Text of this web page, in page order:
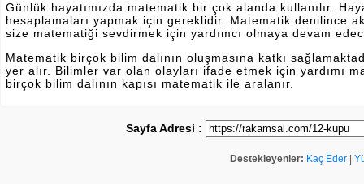
Günlük hayatımızda matematik bir çok alanda kullanılır.
hesaplamaları yapmak için gereklidir. Matematik denilince
size matematiği sevdirmek için yardımcı olmaya devam
Matematik birçok bilim dalının oluşmasına katkı
yer alır. Bilimler var olan olayları ifade etmek için yardımı
birçok bilim dalının kapısı matematik ile aralanır.
Sayfa Adresi :
Destekleyenler: Kaç Eder